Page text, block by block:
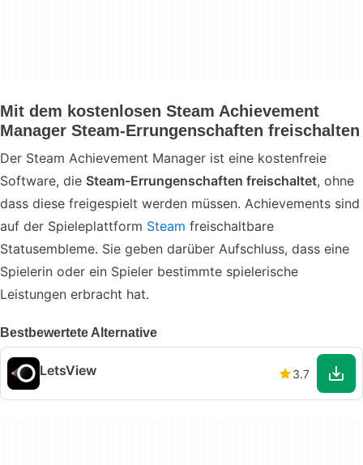
Mit dem kostenlosen Steam Achievement
Manager Steam-Errungenschaften freischalten
Der Steam Achievement Manager ist eine kostenfreie
Software, die Steam-Errungenschaften freischaltet, ohne
dass diese freigespielt werden müssen. Achievements sind
auf der Spieleplattform Steam freischaltbare
Statusembleme. Sie geben darüber Aufschluss, dass eine
Spielerin oder ein Spieler bestimmte spielerische
Leistungen erbracht hat.
Bestbewertete Alternative
LetsView 3.7